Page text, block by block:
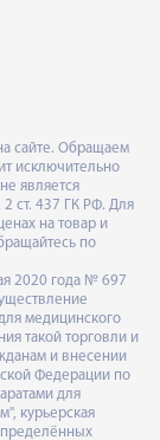
сайте. Обращаем
исключительно
является
ст. 437 ГК РФ. Для
на товар и
по
2020 года № 697
медицинского
такой торговли и
и внесении
Федерации по
для
курьерская